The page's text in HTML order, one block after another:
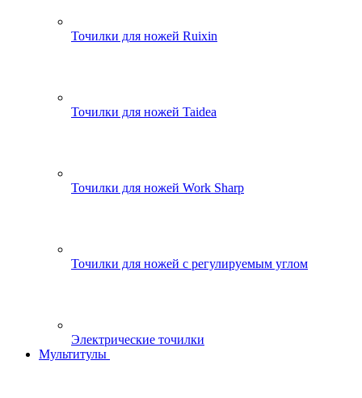
Точилки для ножей Ruixin
Точилки для ножей Taidea
Точилки для ножей Work Sharp
Точилки для ножей с регулируемым углом
Электрические точилки
Мультитулы